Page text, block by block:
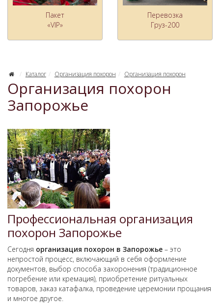
Пакет
«VIP»
Перевозка
Груз-200
Каталог Организация похорон Организация похорон
Организация похорон
Запорожье
Профессиональная организация
похорон Запорожье
Сегодня организация похорон в Запорожье – это
непростой процесс, включающий в себя оформление
документов, выбор способа захоронения (традиционное
погребение или кремация), приобретение ритуальных
товаров, заказ катафалка, проведение церемонии прощания
и многое другое.